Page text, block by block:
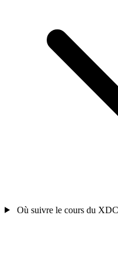
Où suivre le cours du